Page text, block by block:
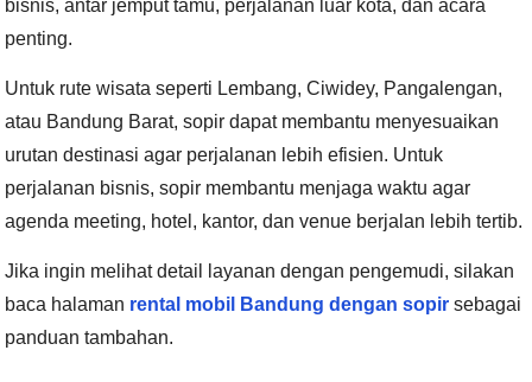
bisnis, antar jemput tamu, perjalanan luar kota, dan acara
penting.
Untuk rute wisata seperti Lembang, Ciwidey, Pangalengan,
atau Bandung Barat, sopir dapat membantu menyesuaikan
urutan destinasi agar perjalanan lebih efisien. Untuk
perjalanan bisnis, sopir membantu menjaga waktu agar
agenda meeting, hotel, kantor, dan venue berjalan lebih tertib.
Jika ingin melihat detail layanan dengan pengemudi, silakan
baca halaman rental mobil Bandung dengan sopir sebagai
panduan tambahan.